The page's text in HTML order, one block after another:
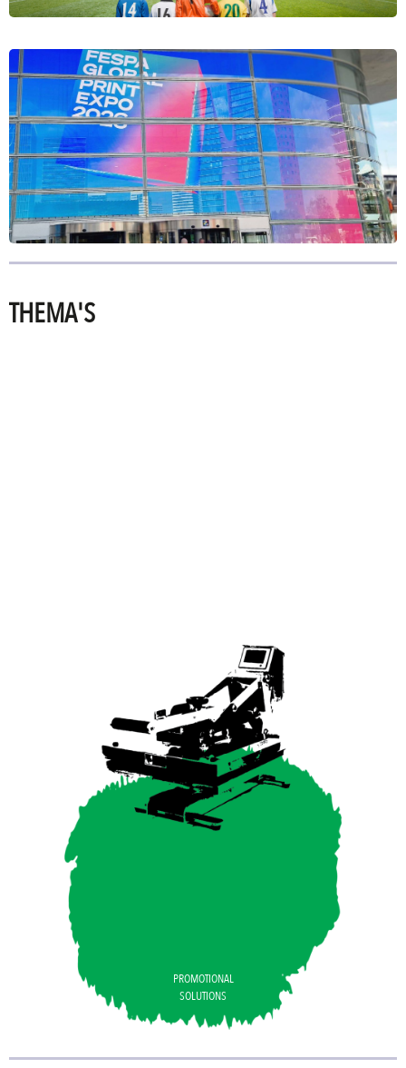
THEMA'S
PROMOTIONAL
SOLUTIONS